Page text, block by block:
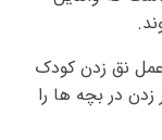
عمل نق زدن کودک
در بچه ها را